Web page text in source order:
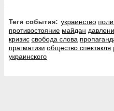
Теги события: украинство
противостояние майдан
кризис свобода слова
прагматизи общество спектакля
украинского